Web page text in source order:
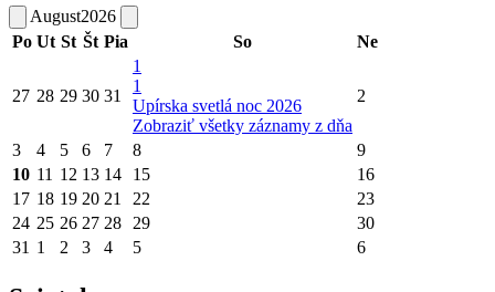
August2026
Po Ut St Št Pia So Ne
27 28 29 30 31
1
1
Upírska svetlá noc 2026
Zobraziť všetky záznamy z dňa
2
3 4 5 6 7 8
9
10 11 12 13 14 15
16
17 18 19 20 21 22
23
24 25 26 27 28 29
30
31 1 2 3 4 5 6